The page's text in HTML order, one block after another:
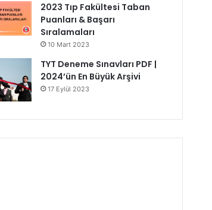
2023 Tıp Fakültesi Taban
Puanları & Başarı
Sıralamaları
10 Mart 2023
TYT Deneme Sınavları PDF |
2024’ün En Büyük Arşivi
17 Eylül 2023